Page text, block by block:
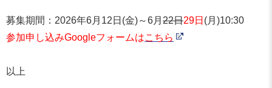
募集期間：2026年6月12日(金)～6月 22日29日 (月)10:30
参加申し込みGoogleフォームはこちら
以上